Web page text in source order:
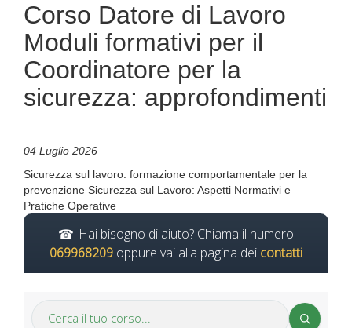
Corso Datore di Lavoro
Moduli formativi per il
Coordinatore per la
sicurezza: approfondimenti
04 Luglio 2026
Sicurezza sul lavoro: formazione comportamentale per la
prevenzione Sicurezza sul Lavoro: Aspetti Normativi e
Pratiche Operative
Hai bisogno di aiuto? Chiama il numero
069968209 oppure vai alla pagina dei contatti